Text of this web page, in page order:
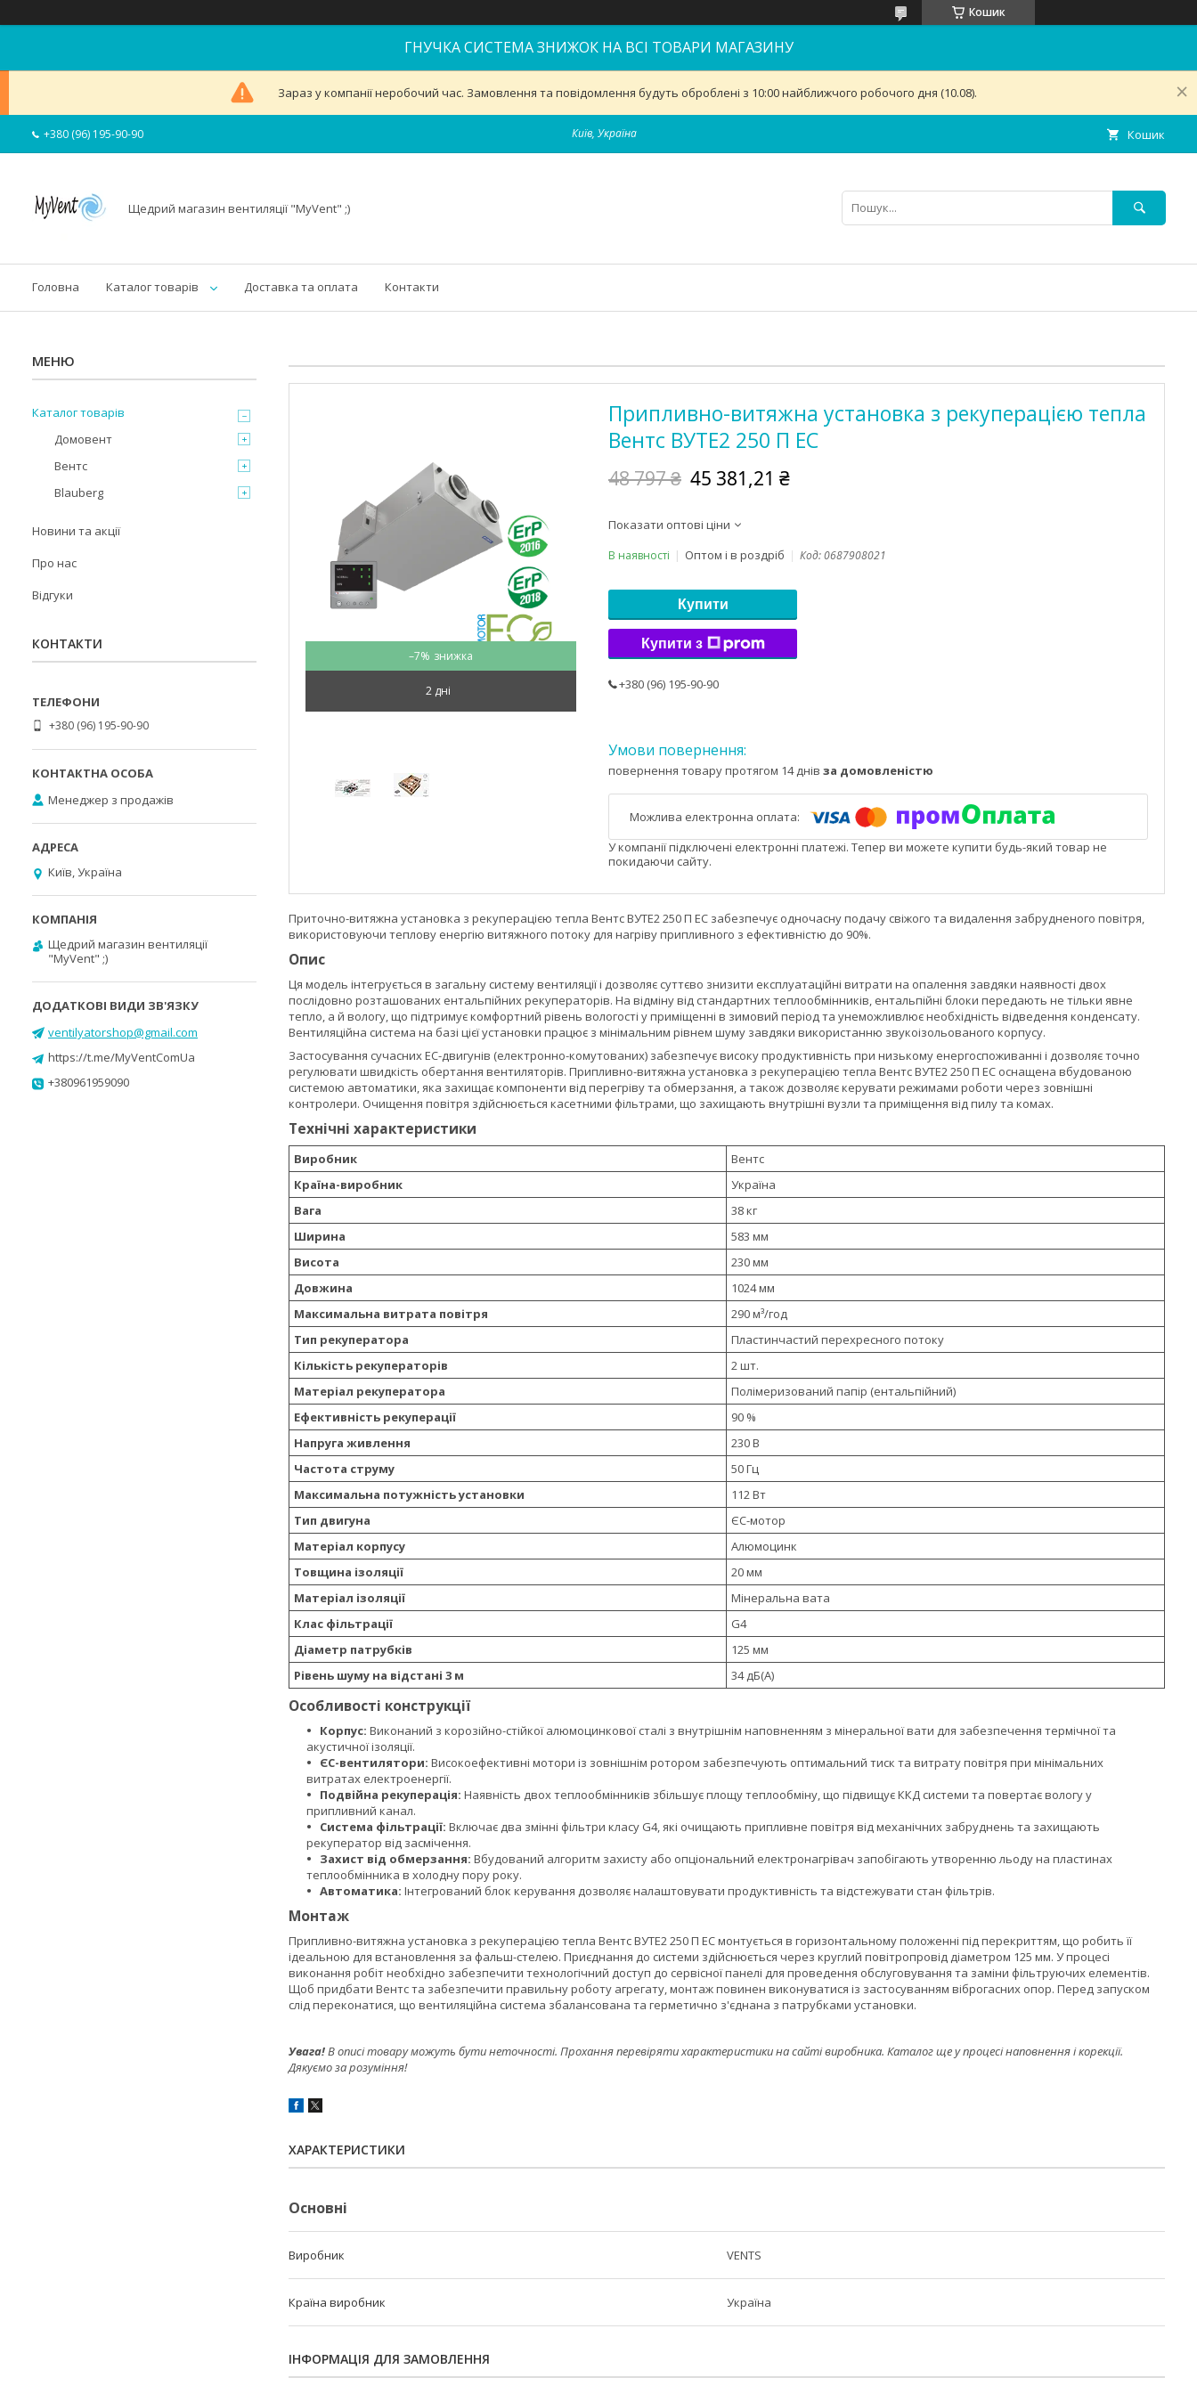
Кошик
ГНУЧКА СИСТЕМА ЗНИЖОК НА ВСІ ТОВАРИ МАГАЗИНУ
Зараз у компанії неробочий час. Замовлення та повідомлення будуть оброблені з 10:00 найближчого робочого дня (10.08).
+380 (96) 195-90-90 Київ, Україна Кошик
Щедрий магазин вентиляції "MyVent" ;)
Головна Каталог товарів Доставка та оплата Контакти
–7%
2 дні
Припливно-витяжна установка з рекуперацією тепла
Вентс ВУТЕ2 250 П ЕС
48 797 ₴ 45 381,21 ₴
Показати оптові ціни
В наявності Оптом і в роздріб Код:0687908021
Купити
Купити з
+380 (96) 195-90-90
повернення товару протягом 14 днів за домовленістю
У компанії підключені електронні платежі. Тепер ви можете купити будь-який товар не
покидаючи сайту.
Приточно-витяжна установка з рекуперацією тепла Вентс ВУТЕ2 250 П ЕС забезпечує одночасну подачу свіжого та видалення забрудненого повітря,
використовуючи теплову енергію витяжного потоку для нагріву припливного з ефективністю до 90%.
Опис
Ця модель інтегрується в загальну систему вентиляції і дозволяє суттєво знизити експлуатаційні витрати на опалення завдяки наявності двох
послідовно розташованих ентальпійних рекуператорів. На відміну від стандартних теплообмінників, ентальпійні блоки передають не тільки явне
тепло, а й вологу, що підтримує комфортний рівень вологості у приміщенні в зимовий період та унеможливлює необхідність відведення конденсату.
Вентиляційна система на базі цієї установки працює з мінімальним рівнем шуму завдяки використанню звукоізольованого корпусу.
Застосування сучасних ЕС-двигунів (електронно-комутованих) забезпечує високу продуктивність при низькому енергоспоживанні і дозволяє точно
регулювати швидкість обертання вентиляторів. Припливно-витяжна установка з рекуперацією тепла Вентс ВУТЕ2 250 П ЕС оснащена вбудованою
системою автоматики, яка захищає компоненти від перегріву та обмерзання, а також дозволяє керувати режимами роботи через зовнішні
контролери. Очищення повітря здійснюється касетними фільтрами, що захищають внутрішні вузли та приміщення від пилу та комах.
Технічні характеристики
Виробник
Вентс
Країна-виробник
Україна
Вага
38 кг
Ширина
583 мм
Висота
230 мм
Довжина
1024 мм
Максимальна витрата повітря
290 м³/год
Тип рекуператора
Пластинчастий перехресного потоку
Кількість рекуператорів
2 шт.
Матеріал рекуператора
Полімеризований папір (ентальпійний)
Ефективність рекуперації
90 %
Напруга живлення
230 В
Частота струму
50 Гц
Максимальна потужність установки
112 Вт
Тип двигуна
ЄС-мотор
Матеріал корпусу
Алюмоцинк
Товщина ізоляції
20 мм
Матеріал ізоляції
Мінеральна вата
Клас фільтрації
G4
Діаметр патрубків
125 мм
Рівень шуму на відстані 3 м
34 дБ(А)
Особливості конструкції
Корпус: Виконаний з корозійно-стійкої алюмоцинкової сталі з внутрішнім наповненням з мінеральної вати для забезпечення термічної та
акустичної ізоляції.
ЄС-вентилятори: Високоефективні мотори із зовнішнім ротором забезпечують оптимальний тиск та витрату повітря при мінімальних
витратах електроенергії.
Подвійна рекуперація: Наявність двох теплообмінників збільшує площу теплообміну, що підвищує ККД системи та повертає вологу у
припливний канал.
Система фільтрації: Включає два змінні фільтри класу G4, які очищають припливне повітря від механічних забруднень та захищають
рекуператор від засмічення.
Захист від обмерзання: Вбудований алгоритм захисту або опціональний електронагрівач запобігають утворенню льоду на пластинах
теплообмінника в холодну пору року.
Автоматика: Інтегрований блок керування дозволяє налаштовувати продуктивність та відстежувати стан фільтрів.
Монтаж
Припливно-витяжна установка з рекуперацією тепла Вентс ВУТЕ2 250 П ЕС монтується в горизонтальному положенні під перекриттям, що робить її
ідеальною для встановлення за фальш-стелею. Приєднання до системи здійснюється через круглий повітропровід діаметром 125 мм. У процесі
виконання робіт необхідно забезпечити технологічний доступ до сервісної панелі для проведення обслуговування та заміни фільтруючих елементів.
Щоб придбати Вентс та забезпечити правильну роботу агрегату, монтаж повинен виконуватися із застосуванням віброгасних опор. Перед запуском
слід переконатися, що вентиляційна система збалансована та герметично з'єднана з патрубками установки.
Увага!В описі товару можуть бути неточності. Прохання перевіряти характеристики на сайті виробника. Каталог ще у процесі наповнення і корекції.
Дякуємо за розуміння!
ХАРАКТЕРИСТИКИ
Основні
Виробник VENTS
Країна виробник Україна
ІНФОРМАЦІЯ ДЛЯ ЗАМОВЛЕННЯ
Каталог товарів
Домовент
Вентс
Blauberg
Новини та акції
Про нас
Відгуки
КОНТАКТИ
+380 (96) 195-90-90
Менеджер з продажів
Київ, Україна
Щедрий магазин вентиляції
"MyVent" ;)
ventilyatorshop@gmail.com
https://t.me/MyVentComUa
+380961959090